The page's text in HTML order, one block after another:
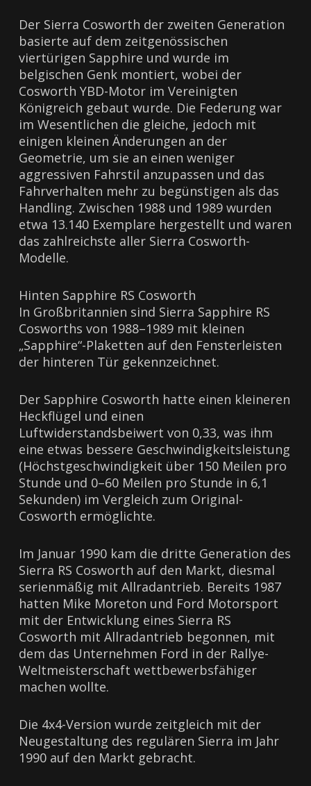
Der Sierra Cosworth der zweiten Generation
basierte auf dem zeitgenössischen
viertürigen Sapphire und wurde im
belgischen Genk montiert, wobei der
Cosworth YBD-Motor im Vereinigten
Königreich gebaut wurde. Die Federung war
im Wesentlichen die gleiche, jedoch mit
einigen kleinen Änderungen an der
Geometrie, um sie an einen weniger
aggressiven Fahrstil anzupassen und das
Fahrverhalten mehr zu begünstigen als das
Handling. Zwischen 1988 und 1989 wurden
etwa 13.140 Exemplare hergestellt und waren
das zahlreichste aller Sierra Cosworth-
Modelle.
Hinten Sapphire RS Cosworth
In Großbritannien sind Sierra Sapphire RS
Cosworths von 1988–1989 mit kleinen
„Sapphire“-Plaketten auf den Fensterleisten
der hinteren Tür gekennzeichnet.
Der Sapphire Cosworth hatte einen kleineren
Heckflügel und einen
Luftwiderstandsbeiwert von 0,33, was ihm
eine etwas bessere Geschwindigkeitsleistung
(Höchstgeschwindigkeit über 150 Meilen pro
Stunde und 0–60 Meilen pro Stunde in 6,1
Sekunden) im Vergleich zum Original-
Cosworth ermöglichte.
Im Januar 1990 kam die dritte Generation des
Sierra RS Cosworth auf den Markt, diesmal
serienmäßig mit Allradantrieb. Bereits 1987
hatten Mike Moreton und Ford Motorsport
mit der Entwicklung eines Sierra RS
Cosworth mit Allradantrieb begonnen, mit
dem das Unternehmen Ford in der Rallye-
Weltmeisterschaft wettbewerbsfähiger
machen wollte.
Die 4x4-Version wurde zeitgleich mit der
Neugestaltung des regulären Sierra im Jahr
1990 auf den Markt gebracht.